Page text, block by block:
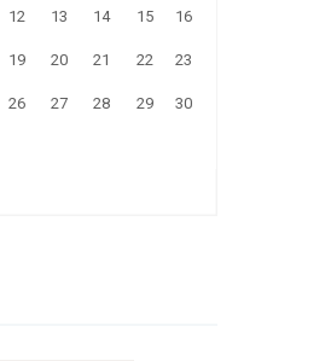
12 13 14 15 16
19 20 21 22 23
26 27 28 29 30